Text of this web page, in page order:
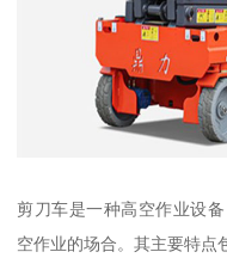
剪刀车是一种高空作业设
空作业的场合。其主要特点